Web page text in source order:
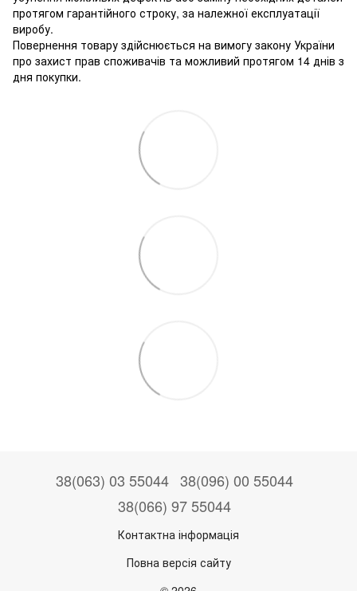
протягом гарантійного строку, за належної експлуатації
виробу.
Повернення товару здійснюється на вимогу закону України
про захист прав споживачів та можливий протягом 14 днів з
дня покупки.
38(063) 03 55044 38(096) 00 55044
38(066) 97 55044
Контактна інформація
Повна версія сайту